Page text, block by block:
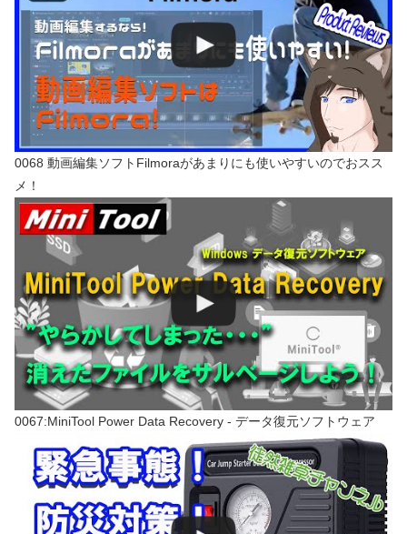
0068 動画編集ソフトFilmoraがあまりにも使いやすいのでおスス
メ！
0067:MiniTool Power Data Recovery - データ復元ソフトウェア